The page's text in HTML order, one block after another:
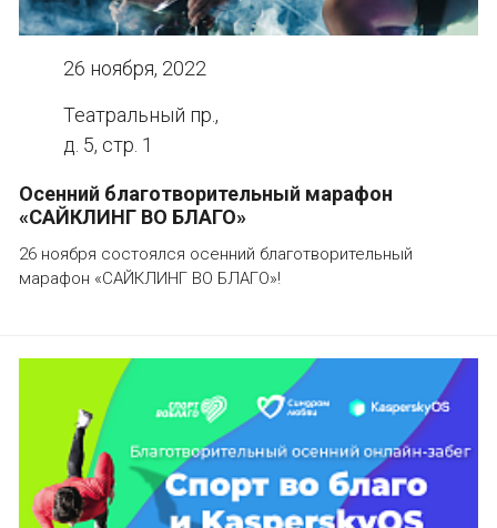
26 ноября, 2022
Театральный пр.,
д. 5, стр. 1
Осенний благотворительный марафон
«САЙКЛИНГ ВО БЛАГО»
26 ноября состоялся осенний благотворительный
марафон «САЙКЛИНГ ВО БЛАГО»!